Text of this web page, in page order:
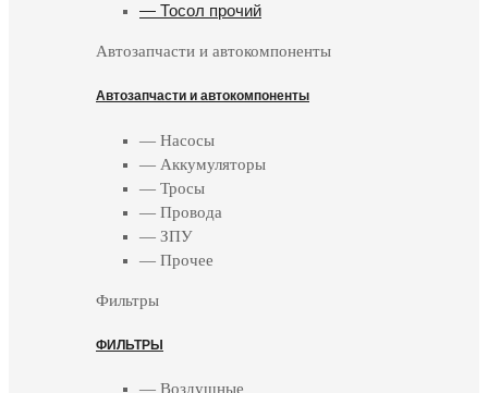
— Тосол прочий
Автозапчасти и автокомпоненты
Автозапчасти и автокомпоненты
— Насосы
— Аккумуляторы
— Тросы
— Провода
— ЗПУ
— Прочее
Фильтры
ФИЛЬТРЫ
— Воздушные